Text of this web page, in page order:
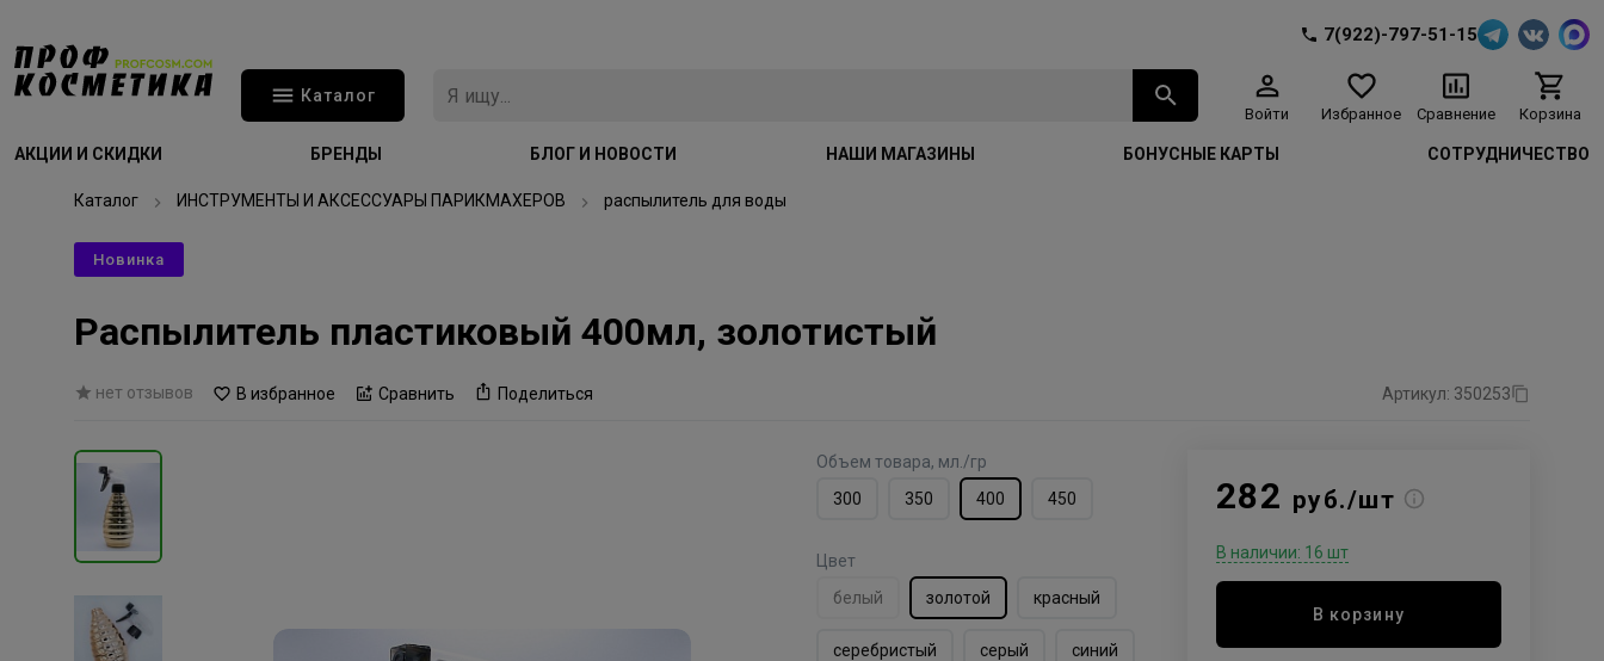
7(922)-797-51-15
Каталог
Войти Избранное Сравнение Корзина
АКЦИИ И СКИДКИ БРЕНДЫ БЛОГ И НОВОСТИ НАШИ МАГАЗИНЫ БОНУСНЫЕ КАРТЫ СОТРУДНИЧЕСТВО
Каталог ИНСТРУМЕНТЫ И АКСЕССУАРЫ ПАРИКМАХЕРОВ распылитель для воды
Новинка
Распылитель пластиковый 400мл, золотистый
нет отзывов В избранное Сравнить Поделиться Артикул: 350253
Объем товара, мл./гр
300
350 400 450
Цвет
белый
золотой красный
серебристый серый синий
282 руб./шт
В наличии: 16 шт
В корзину